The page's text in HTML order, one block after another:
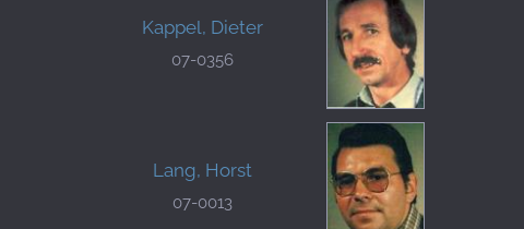
Kappel, Dieter
07-0356
Lang, Horst
07-0013